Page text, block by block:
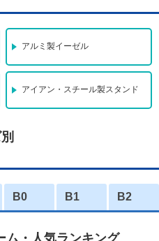
アルミ製イーゼル
アイアン・スチール製スタンド
ム・人気ランキング
B0 B1 B2